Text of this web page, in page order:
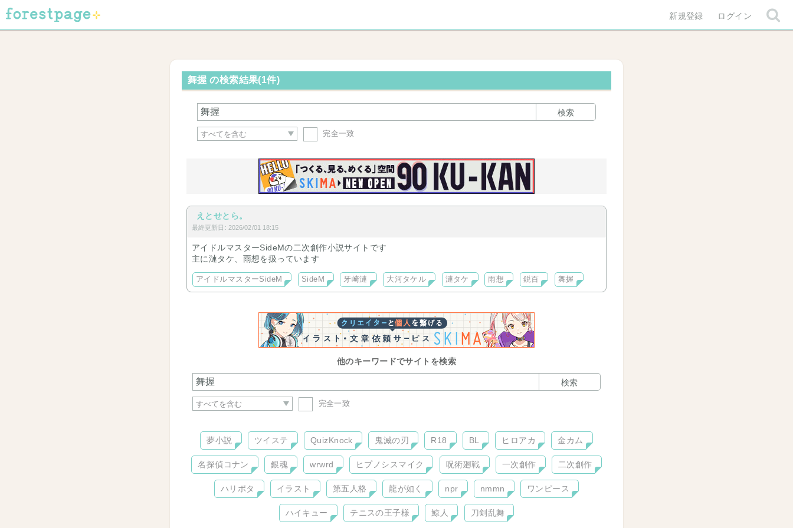
新規登録 ログイン
舞握 の検索結果(1件)
検索
完全一致
えとせとら。
最終更新日: 2026/02/01 18:15
アイドルマスターSideMの二次創作小説サイトです
主に漣タケ、雨想を扱っています
アイドルマスターSideM SideM 牙崎漣 大河タケル 漣タケ 雨想 鋭百 舞握
他のキーワードでサイトを検索
検索
完全一致
夢小説 ツイステ QuizKnock 鬼滅の刃 R18 BL ヒロアカ 金カム
名探偵コナン 銀魂 wrwrd ヒプノシスマイク 呪術廻戦 一次創作 二次創作
ハリポタ イラスト 第五人格 龍が如く npr nmmn ワンピース
ハイキュー テニスの王子様 鯨人 刀剣乱舞